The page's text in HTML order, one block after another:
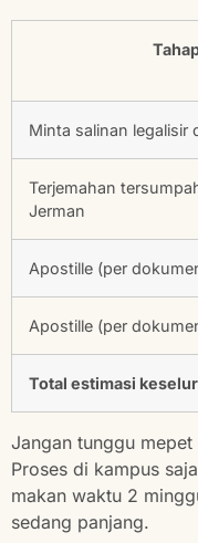
Minta salinan legalisir
Terjemahan
Jerman
Apostille (per
Apostille (per
Total estimasi
Jangan tunggu
Proses di kampus
makan waktu 2
sedang panjang.